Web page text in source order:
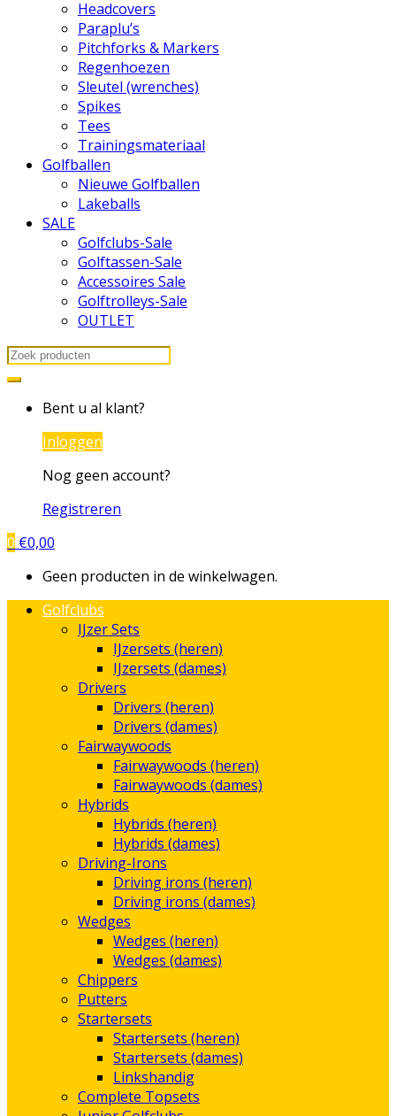
Headcovers
Paraplu’s
Pitchforks & Markers
Regenhoezen
Sleutel (wrenches)
Spikes
Tees
Trainingsmateriaal
Golfballen
Nieuwe Golfballen
Lakeballs
SALE
Golfclubs-Sale
Golftassen-Sale
Accessoires Sale
Golftrolleys-Sale
OUTLET
Search
for:
Bent u al klant?
Inloggen
Nog geen account?
Registreren
0 €0,00
Geen producten in de winkelwagen.
Golfclubs
IJzer Sets
IJzersets (heren)
IJzersets (dames)
Drivers
Drivers (heren)
Drivers (dames)
Fairwaywoods
Fairwaywoods (heren)
Fairwaywoods (dames)
Hybrids
Hybrids (heren)
Hybrids (dames)
Driving-Irons
Driving irons (heren)
Driving irons (dames)
Wedges
Wedges (heren)
Wedges (dames)
Chippers
Putters
Startersets
Startersets (heren)
Startersets (dames)
Linkshandig
Complete Topsets